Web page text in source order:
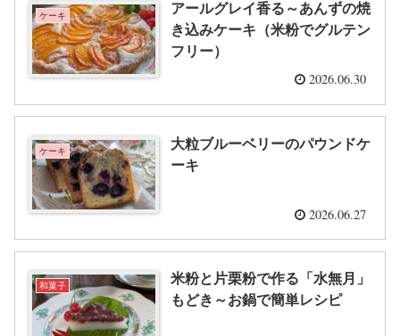
ケーキ
アールグレイ香る～あんずの焼
き込みケーキ（米粉でグルテン
フリー）
2026.06.30
ケーキ
大粒ブルーベリーのパウンドケ
ーキ
2026.06.27
和菓子
米粉と片栗粉で作る「水無月」
もどき～お鍋で簡単レシピ